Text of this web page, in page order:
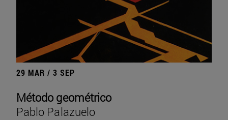
29 MAR / 3 SEP
Método geométrico
Pablo Palazuelo